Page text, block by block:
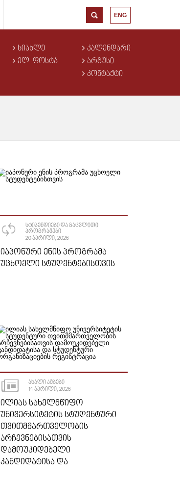
ENG
ᲡᲘᲐᲮᲚᲔ
ᲔᲚ. ᲤᲝᲡᲢᲐ
ᲙᲐᲚᲔᲜᲓᲐᲠᲘ
ᲐᲠᲒᲣᲡᲘ
ᲙᲝᲜᲢᲐᲥᲢᲘ
ᲡᲢᲘᲞᲔᲜᲓᲘᲔᲑᲘ ᲓᲐ ᲒᲐᲪᲕᲚᲘᲗᲘ
ᲞᲠᲝᲒᲠᲐᲛᲔᲑᲘ
20 ᲐᲞᲠᲘᲚᲘ, 2026
ᲘᲐᲞᲝᲜᲣᲠᲘ ᲔᲜᲘᲡ ᲞᲠᲝᲒᲠᲐᲛᲐ
ᲣᲪᲮᲝᲔᲚᲘ ᲡᲢᲣᲓᲔᲜᲢᲔᲑᲘᲡᲗᲕᲘᲡ
ᲐᲮᲐᲚᲘ ᲐᲛᲑᲔᲑᲘ
14 ᲐᲞᲠᲘᲚᲘ, 2026
ᲘᲚᲘᲐᲡ ᲡᲐᲮᲔᲚᲛᲬᲘᲤᲝ
ᲣᲜᲘᲕᲔᲠᲡᲘᲢᲔᲢᲘᲡ ᲡᲢᲣᲓᲔᲜᲢᲣᲠᲘ
ᲗᲕᲘᲗᲛᲛᲐᲠᲗᲕᲔᲚᲝᲑᲘᲡ
ᲐᲠᲩᲔᲕᲜᲔᲑᲘᲡᲐᲗᲕᲘᲡ
ᲓᲐᲛᲝᲣᲙᲘᲓᲔᲑᲔᲚᲘ
ᲙᲐᲜᲓᲘᲓᲐᲢᲘᲡᲐ ᲓᲐ